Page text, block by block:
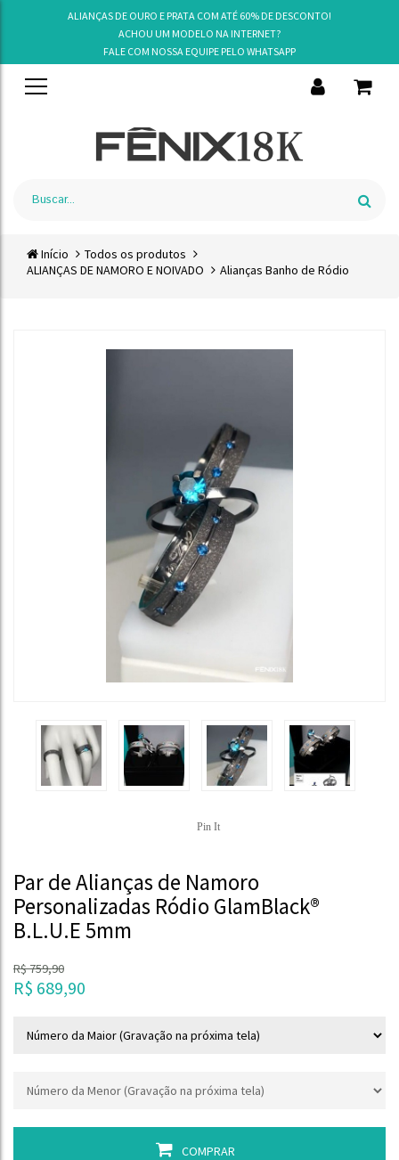
ALIANÇAS DE OURO E PRATA COM ATÉ 60% DE DESCONTO!
ACHOU UM MODELO NA INTERNET?
FALE COM NOSSA EQUIPE PELO WHATSAPP
Início
Todos os produtos
ALIANÇAS DE NAMORO E NOIVADO
Alianças Banho de Ródio
Pin It
Par de Alianças de Namoro
Personalizadas Ródio GlamBlack®
B.L.U.E 5mm
R$759,90
R$ 689,90
COMPRAR